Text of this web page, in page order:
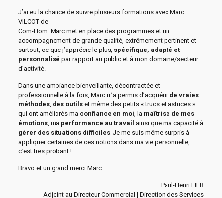
J’ai eu la chance de suivre plusieurs formations avec Marc
VILCOT de
Com-Hom. Marc met en place des programmes et un
accompagnement de grande qualité, extrêmement pertinent et
surtout, ce que j’apprécie le plus, spécifique, adapté et
personnalisé par rapport au public et à mon domaine/secteur
d’activité.
Dans une ambiance bienveillante, décontractée et
professionnelle à la fois, Marc m’a permis d’acquérir de vraies
méthodes, des outilset même des petits « trucs et astuces »
qui ont améliorés ma confiance en moi, la maîtrise de mes
émotions, ma performance au travail ainsi que ma capacité à
gérer des situations difficiles. Je me suis même surpris à
appliquer certaines de ces notions dans ma vie personnelle,
c’est très probant !
Bravo et un grand merci Marc.
Paul-Henri LIER
Adjoint au Directeur Commercial | Direction des Services